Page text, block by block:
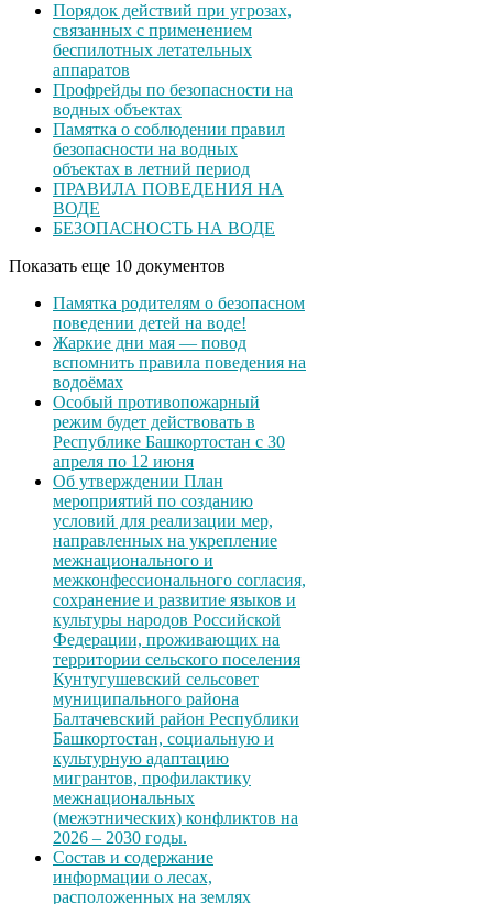
Порядок действий при угрозах,
связанных с применением
беспилотных летательных
аппаратов
Профрейды по безопасности на
водных объектах
Памятка о соблюдении правил
безопасности на водных
объектах в летний период
ПРАВИЛА ПОВЕДЕНИЯ НА
ВОДЕ
БЕЗОПАСНОСТЬ НА ВОДЕ
Показать еще 10 документов
Памятка родителям о безопасном
поведении детей на воде!
Жаркие дни мая — повод
вспомнить правила поведения на
водоёмах
Особый противопожарный
режим будет действовать в
Республике Башкортостан с 30
апреля по 12 июня
Об утверждении План
мероприятий по созданию
условий для реализации мер,
направленных на укрепление
межнационального и
межконфессионального согласия,
сохранение и развитие языков и
культуры народов Российской
Федерации, проживающих на
территории сельского поселения
Кунтугушевский сельсовет
муниципального района
Балтачевский район Республики
Башкортостан, социальную и
культурную адаптацию
мигрантов, профилактику
межнациональных
(межэтнических) конфликтов на
2026 – 2030 годы.
Состав и содержание
информации о лесах,
расположенных на землях